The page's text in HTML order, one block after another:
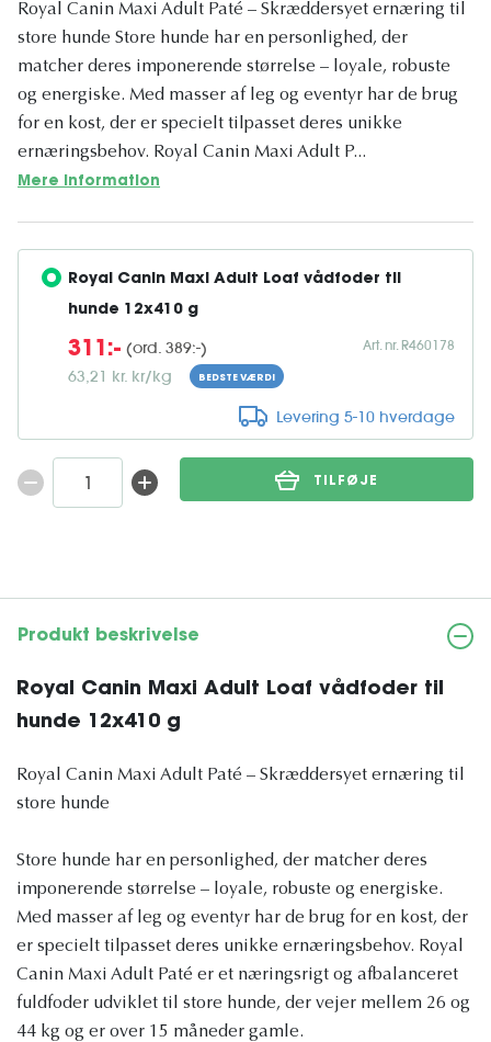
Royal Canin Maxi Adult Paté – Skræddersyet ernæring til
store hunde Store hunde har en personlighed, der
matcher deres imponerende størrelse – loyale, robuste
og energiske. Med masser af leg og eventyr har de brug
for en kost, der er specielt tilpasset deres unikke
ernæringsbehov. Royal Canin Maxi Adult P...
Mere information
Royal Canin Maxi Adult Loaf vådfoder til
hunde 12x410 g
311:- (ord. 389:-)
63,21 kr. kr/kg
BEDSTE VÆRDI
Art. nr. R460178
Levering 5-10 hverdage
TILFØJE
Produkt beskrivelse
Royal Canin Maxi Adult Loaf vådfoder til
hunde 12x410 g
Royal Canin Maxi Adult Paté – Skræddersyet ernæring til
store hunde
Store hunde har en personlighed, der matcher deres
imponerende størrelse – loyale, robuste og energiske.
Med masser af leg og eventyr har de brug for en kost, der
er specielt tilpasset deres unikke ernæringsbehov. Royal
Canin Maxi Adult Paté er et næringsrigt og afbalanceret
fuldfoder udviklet til store hunde, der vejer mellem 26 og
44 kg og er over 15 måneder gamle.